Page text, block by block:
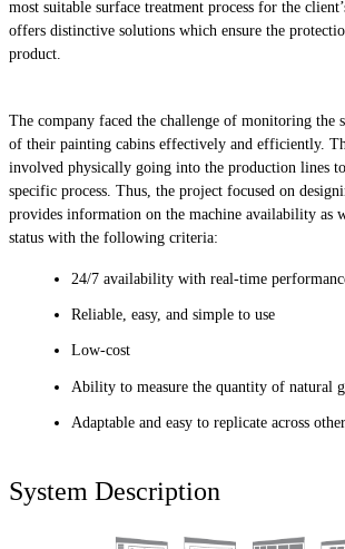
most suitable surface treatment process for the
offers distinctive solutions which ensure the
product.
The company faced the challenge of monitoring the
of their painting cabins effectively and efficiently.
involved physically going into the production lines
specific process. Thus, the project focused on
provides information on the machine availability as
status with the following criteria:
24/7 availability with real-time
Reliable, easy, and simple to use
Low-cost
Ability to measure the quantity of natural
Adaptable and easy to replicate across
System Description